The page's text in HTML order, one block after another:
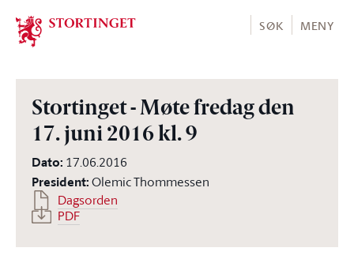
Stortinget.no
SØK MENY
Stortinget - Møte fredag den
17. juni 2016 kl. 9
Dato: 17.06.2016
President:Olemic Thommessen
Dagsorden
PDF